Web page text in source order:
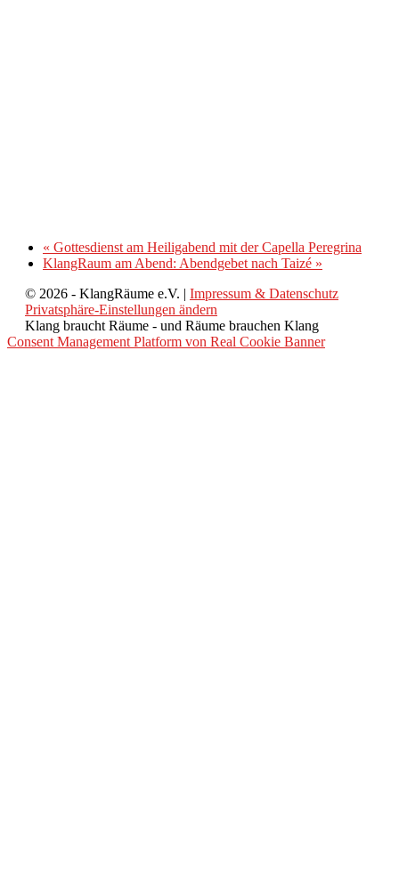
« Gottesdienst am Heiligabend mit der Capella Peregrina
KlangRaum am Abend: Abendgebet nach Taizé »
© 2026 - KlangRäume e.V. | Impressum & Datenschutz
Privatsphäre-Einstellungen ändern
Klang braucht Räume - und Räume brauchen Klang
Consent Management Platform von Real Cookie Banner